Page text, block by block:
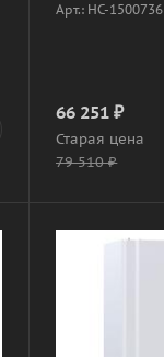
Арт.: НС-1500736
66 251 ₽
Старая цена
79 510₽